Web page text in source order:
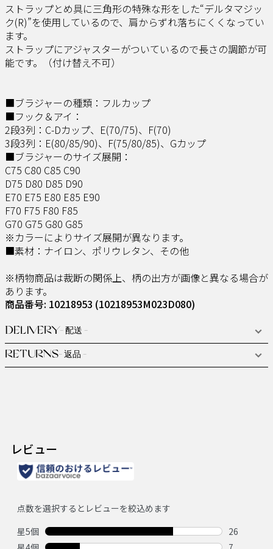
ストラップとめ具に三角形の特殊な形をした“デルタマジッ
ク(R)”を使用しているので、肩からずれ落ちにくくなってい
ます。
ストラップにアジャスターがついているので長さの調節が可
能です。（付け替え不可）
■ブラジャーの種類：フルカップ
■フック＆アイ：
2段3列：C-Dカップ、E(70/75)、F(70)
3段3列：E(80/85/90)、F(75/80/85)、Gカップ
■ブラジャーのサイズ展開：
C75 C80 C85 C90
D75 D80 D85 D90
E70 E75 E80 E85 E90
F70 F75 F80 F85
G70 G75 G80 G85
※カラーによりサイズ展開が異なります。
■素材：ナイロン、ポリウレタン、その他
※柄物商品は裁断の関係上、柄の出方が画像と異なる場合が
あります。
商品番号: 10218953 (10218953M023D080)
DELIVERY- 配送 -
RETURNS- 返品 -